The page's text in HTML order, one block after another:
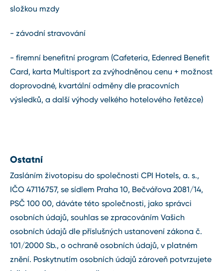
složkou mzdy
- závodní stravování
- firemní benefitní program (Cafeteria, Edenred Benefit
Card, karta Multisport za zvýhodněnou cenu + možnost
doprovodné, kvartální odměny dle pracovních
výsledků, a další výhody velkého hotelového řetězce)
Ostatní
Zasláním životopisu do společnosti CPI Hotels, a. s.,
IČO 47116757, se sídlem Praha 10, Bečvářova 2081/14,
PSČ 100 00, dáváte této společnosti, jako správci
osobních údajů, souhlas se zpracováním Vašich
osobních údajů dle příslušných ustanovení zákona č.
101/2000 Sb., o ochraně osobních údajů, v platném
znění. Poskytnutím osobních údajů zároveň potvrzujete